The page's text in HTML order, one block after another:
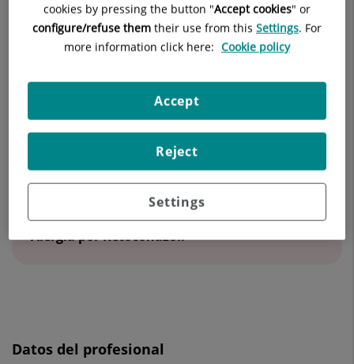
914 521 990
Número
Alergia por Ketoconazol.
Datos del profesional
cookies by pressing the button "Accept cookies" or
configure/refuse them their use from this Settings. For
more information click here: Cookie policy
Settings
Reject
Accept